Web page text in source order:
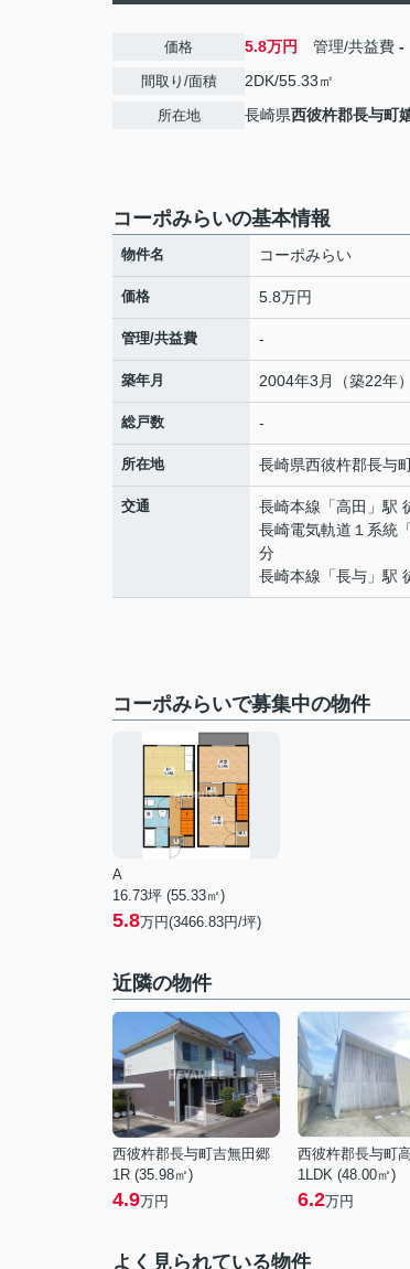
価格 5.8万円 管理/共益費 -
間取り/面積 2DK/55.33㎡
所在地 長崎県西彼杵郡長与町
コーポみらいの基本情報
物件名 コーポみらい
価格 5.8万円
管理/共益費 -
築年月 2004年3月（築22年）
総戸数 -
所在地 長崎県西彼杵郡長与
交通 長崎本線 「高田 」駅
長崎電気軌道１系統 「
分
長崎本線 「長与 」駅
コーポみらいで募集中の物件
A
16.73坪 (55.33㎡)
5.8万円(3466.83円/坪)
近隣の物件
西彼杵郡長与町吉無田郷
1R (35.98㎡)
4.9万円
西彼杵郡長与町
1LDK (48.00㎡)
6.2万円
よく見られている物件